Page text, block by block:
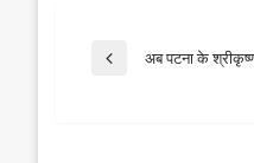
Post
Previous
अब पटना के